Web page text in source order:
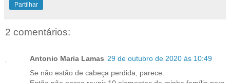
Partilhar
2 comentários:
Antonio Maria Lamas 29 de outubro de 2020 às 10:49
Se não estão de cabeça perdida, parece.